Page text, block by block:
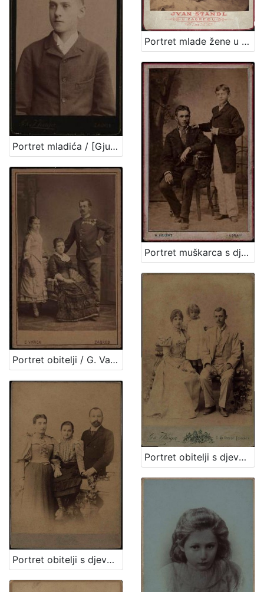
Portret mlade žene u bijeloj haljini / Ivan Standl
Portret mladića / [Gjuro Varga] ; [izradio fotografski atelijer] G. & I. Varga
Portret muškarca s dječakom u bijelim hlačama / H. Fickert ; [izradila] Poslovnica svetlo slikah Herrmana Fikerta u Zagrebu
Portret obitelji / G. Varga
Portret obitelji s djevojčicom / G. & I. Varga
Portret obitelji s djevojčicom u sredini / Mosinger & Breyer